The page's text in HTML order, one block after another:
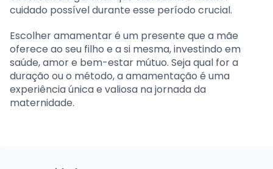
cuidado possível durante esse período crucial.
Escolher amamentar é um presente que a mãe
oferece ao seu filho e a si mesma, investindo em
saúde, amor e bem-estar mútuo. Seja qual for a
duração ou o método, a amamentação é uma
experiência única e valiosa na jornada da
maternidade.